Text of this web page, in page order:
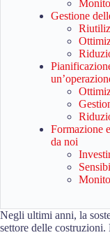
Gestione
Formazione
da noi
Negli ultimi anni, la
settore delle